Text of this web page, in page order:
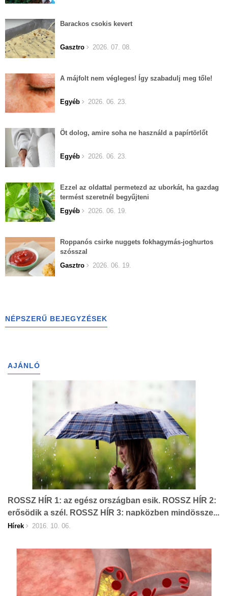
Barackos csokis kevert
Gasztro 2026. 07. 08.
A májfolt nem végleges! Így szabadulj meg tőle!
Egyéb 2026. 06. 23.
Öt dolog, amire soha ne használd a papírtörlőt
Egyéb 2026. 06. 23.
Ezzel az oldattal permetezd az uborkát, ha gazdag
termést szeretnél begyűjteni
Egyéb
2026. 06. 19.
Roppanós csirke nuggets fokhagymás-joghurtos
szósszal
Gasztro
2026. 06. 19.
NÉPSZERŰ BEJEGYZÉSEK
AJÁNLÓ
ROSSZ HÍR 1: az egész országban esik. ROSSZ HÍR 2:
erősödik a szél. ROSSZ HÍR 3: napközben mindössze...
Hírek 2016. 10. 06.